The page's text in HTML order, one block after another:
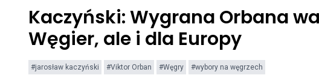
Kaczyński: Wygrana Orbana
Węgier, ale i dla Europy
#jarosław kaczyński #Viktor Orban #Węgry #wybory na węgrzech